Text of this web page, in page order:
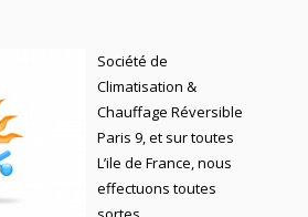
Société de
Climatisation &
Chauffage Réversible
Paris 9, et sur toutes
L’ile de France, nous
effectuons toutes